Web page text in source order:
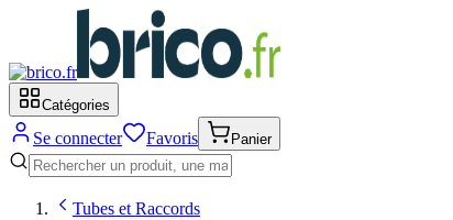
Catégories
Se connecter Favoris Panier
Tubes et Raccords